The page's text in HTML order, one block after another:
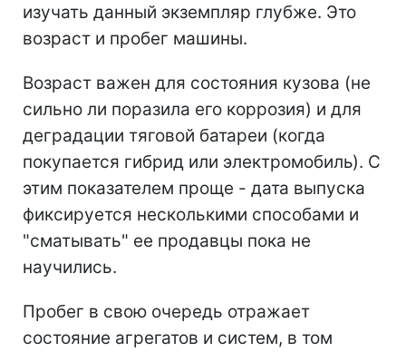
изучать данный экземпляр глубже. Это
возраст и пробег машины.
Возраст важен для состояния кузова (не
сильно ли поразила его коррозия) и для
деградации тяговой батареи (когда
покупается гибрид или электромобиль). С
этим показателем проще - дата выпуска
фиксируется несколькими способами и
"сматывать" ее продавцы пока не
научились.
Пробег в свою очередь отражает
состояние агрегатов и систем, в том